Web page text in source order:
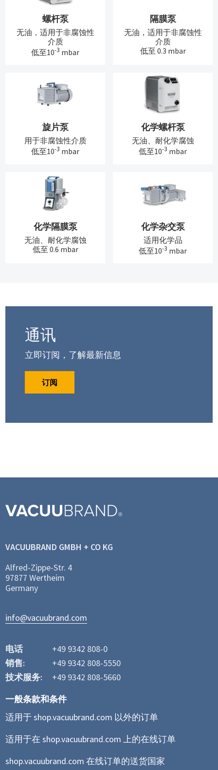
螺杆泵
无油，适用于非腐蚀性
介质
低至10-3 mbar
隔膜泵
无油，适用于非腐蚀性
介质
低至 0.3 mbar
旋片泵
用于非腐蚀性介质
低至10-3 mbar
化学螺杆泵
无油、耐化学腐蚀
低至10-3 mbar
化学隔膜泵
无油、耐化学腐蚀
低至 0.6 mbar
化学杂交泵
适用化学品
低至10-3 mbar
通讯
立即订阅，了解最新信息
订阅
VACUUBRAND GMBH + CO KG
Alfred-Zippe-Str. 4
97877 Wertheim
Germany
info@vacuubrand.com
电话
+49 9342 808-0
销售:
+49 9342 808-5550
技术服务:
+49 9342 808-5660
一般条款和条件
适用于 shop.vacuubrand.com 以外的订单
适用于在 shop.vacuubrand.com 上的在线订单
shop.vacuubrand.com 在线订单的送货国家